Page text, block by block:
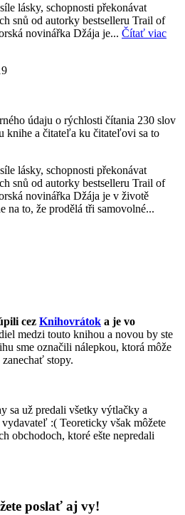
lásky, schopnosti překonávat
snů od autorky bestselleru Trail of
novinářka Džája je... Čítať viac
údaju o rýchlosti čítania 230 slov
knihe a čitateľa ku čitateľovi sa to
lásky, schopnosti překonávat
snů od autorky bestselleru Trail of
novinářka Džája je v životě
na to, že prodělá tři samovolné...
cez Knihovrátok a je vo
medzi touto knihou a novou by ste
sme označili nálepkou, ktorá môže
stopy.
sa už predali všetky výtlačky a
:( Teoreticky však môžete
obchodoch, ktoré ešte nepredali
poslať aj vy!